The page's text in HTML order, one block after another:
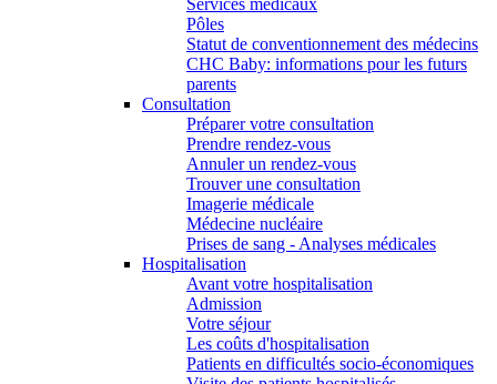
Services médicaux
Pôles
Statut de conventionnement des médecins
CHC Baby: informations pour les futurs
parents
Consultation
Préparer votre consultation
Prendre rendez-vous
Annuler un rendez-vous
Trouver une consultation
Imagerie médicale
Médecine nucléaire
Prises de sang - Analyses médicales
Hospitalisation
Avant votre hospitalisation
Admission
Votre séjour
Les coûts d'hospitalisation
Patients en difficultés socio-économiques